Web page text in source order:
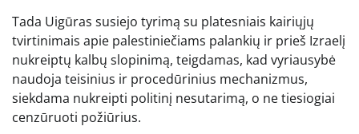
Tada Uigūras susiejo tyrimą su platesniais kairiųjų
tvirtinimais apie palestiniečiams palankių ir prieš Izraelį
nukreiptų kalbų slopinimą, teigdamas, kad vyriausybė
naudoja teisinius ir procedūrinius mechanizmus,
siekdama nukreipti politinį nesutarimą, o ne tiesiogiai
cenzūruoti požiūrius.